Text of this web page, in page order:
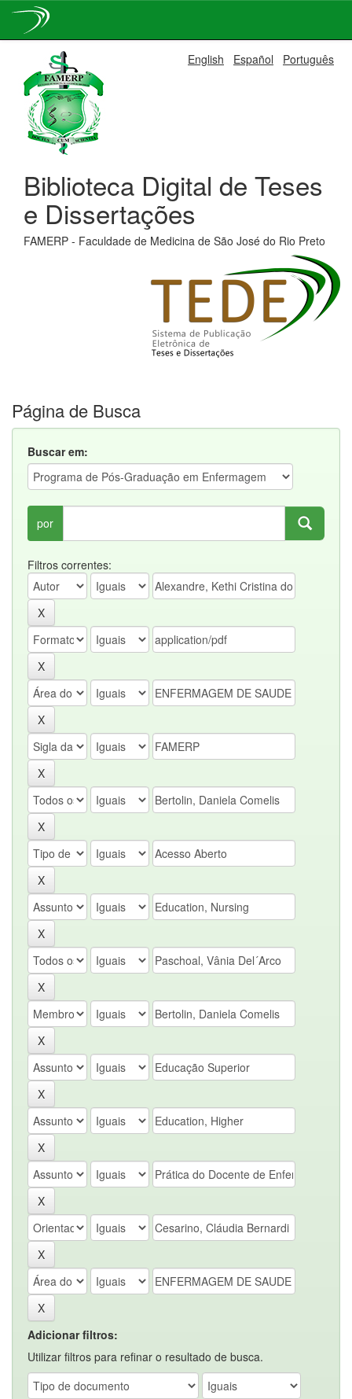
navigation
English Español Português
Biblioteca Digital de Teses
e Dissertações
FAMERP - Faculdade de Medicina de São José do Rio Preto
Página de Busca
Buscar em:
por
Filtros correntes:
Adicionar filtros:
Utilizar filtros para refinar o resultado de busca.